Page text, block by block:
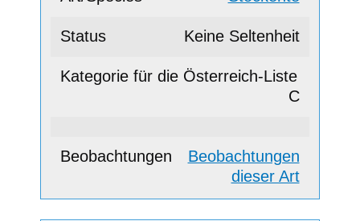
Keine Seltenheit
C
Beobachtungen
dieser Art